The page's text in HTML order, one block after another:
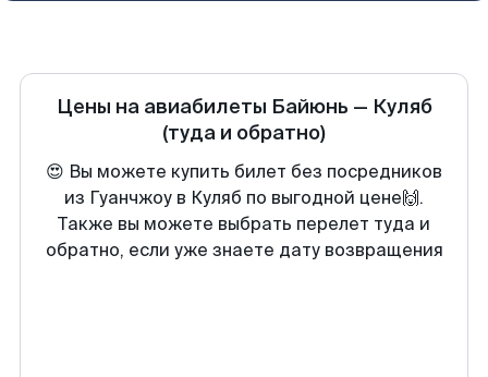
Цены на авиабилеты Байюнь — Куляб
(туда и обратно)
😍 Вы можете купить билет без посредников
из Гуанчжоу в Куляб по выгодной цене🙌.
Также вы можете выбрать перелет туда и
обратно, если уже знаете дату возвращения